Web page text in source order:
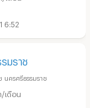
6:52
มราช
นครศรีธรรมราช
/เดือน